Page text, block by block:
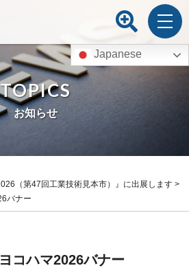
Japanese
TOPICS
お知らせ
（第47回工業技術見本市）』に出展します >
バナー
コハマ2026バナー